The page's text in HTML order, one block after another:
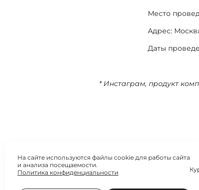
Место
Адрес:
Даты
* Инстаграм, продукт
На сайте используются файлы cookie для работы сайта
и анализа посещаемости.
Политика конфиденциальности